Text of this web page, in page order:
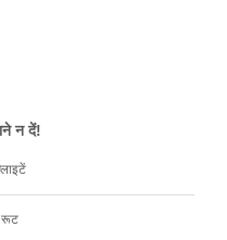
न दें!
रूट